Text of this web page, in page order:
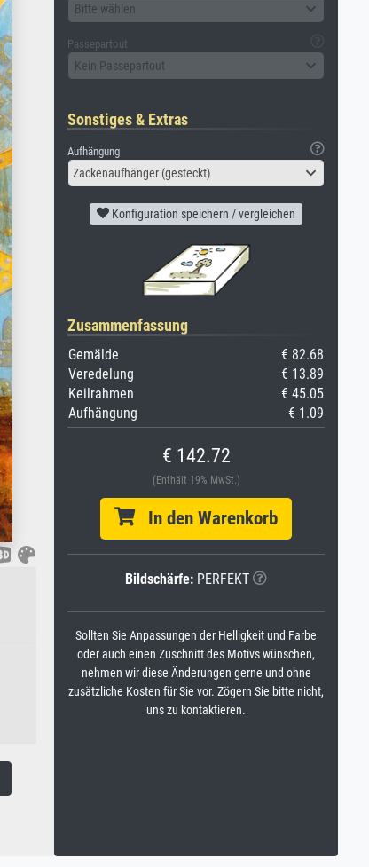
Bitte wählen
Passepartout
Kein Passepartout
Sonstiges & Extras
Aufhängung
Zackenaufhänger (gesteckt)
Konfiguration speichern / vergleichen
Zusammenfassung
Gemälde
€ 82.68
Veredelung
€ 13.89
Keilrahmen
€ 45.05
Aufhängung
€ 1.09
€ 142.72
(Enthält 19% MwSt.)
In den Warenkorb
Bildschärfe: PERFEKT
Sollten Sie Anpassungen der Helligkeit und Farbe
oder auch einen Zuschnitt des Motivs wünschen,
nehmen wir diese Änderungen gerne und ohne
zusätzliche Kosten für Sie vor. Zögern Sie bitte nicht,
uns zu kontaktieren.